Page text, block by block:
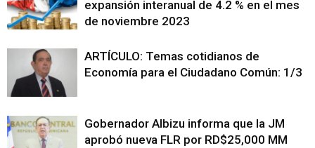
expansión interanual de 4.2 % en el mes
de noviembre 2023
ARTÍCULO: Temas cotidianos de
Economía para el Ciudadano Común: 1/3
Gobernador Albizu informa que la JM
aprobó nueva FLR por RD$25,000 MM